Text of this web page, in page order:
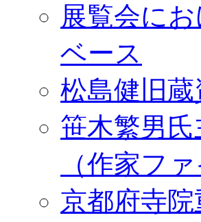
展覧会に
ベース
松島健旧蔵
笹木繁男
（作家ファ
京都府寺